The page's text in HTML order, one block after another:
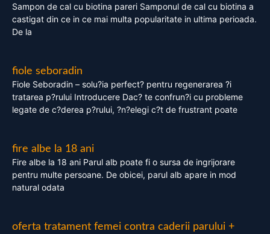
Sampon de cal cu biotina pareri Samponul de cal cu biotina a
castigat din ce in ce mai multa popularitate in ultima perioada.
De la
fiole seboradin
Fiole Seboradin – solu?ia perfect? pentru regenerarea ?i
tratarea p?rului Introducere Dac? te confrun?i cu probleme
legate de c?derea p?rului, ?n?elegi c?t de frustrant poate
fire albe la 18 ani
Fire albe la 18 ani Parul alb poate fi o sursa de ingrijorare
pentru multe persoane. De obicei, parul alb apare in mod
natural odata
oferta tratament femei contra caderii parului +